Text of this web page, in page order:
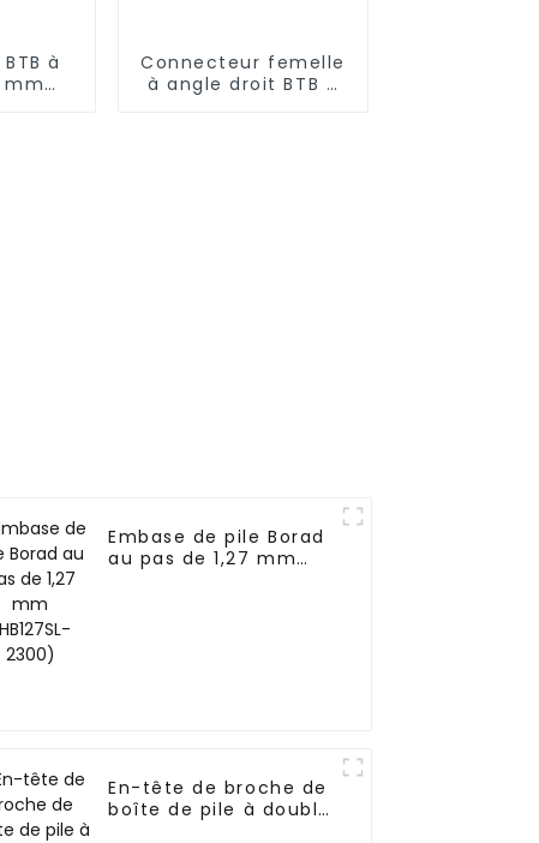
à
mm
Connecteur femelle
à angle droit BTB à
Embase de pile Borad
au pas de 1,27 mm
En-tête de broche de
boîte de pile à double